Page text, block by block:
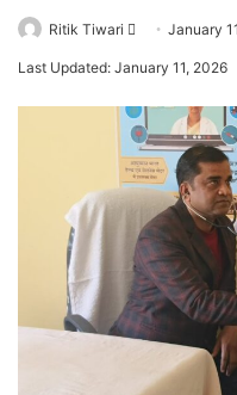
Ritik Tiwari
SendJanuary
Last Updated: January 11, 2026